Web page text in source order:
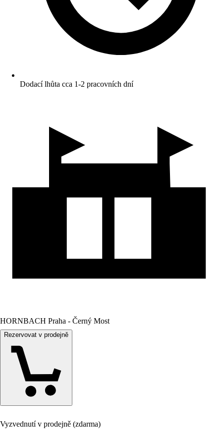
Dodací lhůta cca 1-2 pracovních dní
HORNBACH Praha - Černý Most
Rezervovat v prodejně
Vyzvednutí v prodejně (zdarma)